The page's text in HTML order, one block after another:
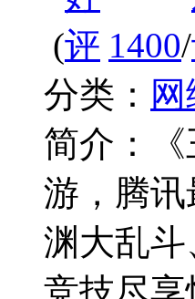
( 1400/
分类：
简介：
游，腾
渊大乱
竞技尽